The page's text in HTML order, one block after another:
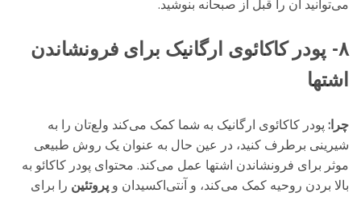
می‌توانید آن را قبل از صبحانه بنوشید.
۸- پودر کاکائوی ارگانیک برای فرونشاندن
اشتها
چرا: پودر کاکائوی ارگانیک به شما کمک می‌کند ولع‌تان را به
شیرینی برطرف کنید، در عین حال به عنوان یک روش طبیعی
موثر برای فرونشاندن اشتها عمل می‌کند. محتوای پودر کاکائو به
بالا بردن روحیه کمک می‌کند، و آنتی‌اکسیدان وپروتئین را برای